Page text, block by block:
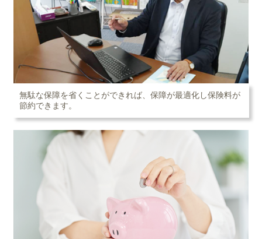
無駄な保障を省くことができれば、保障が最適化し保険料が
節約できます。